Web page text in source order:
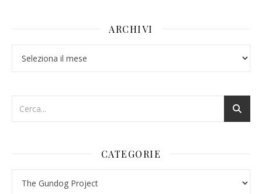
ARCHIVI
CATEGORIE